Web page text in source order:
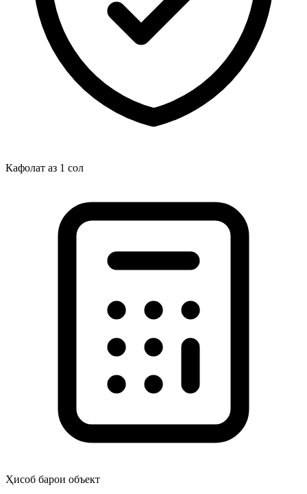
Кафолат аз 1 сол
Ҳисоб барои объект